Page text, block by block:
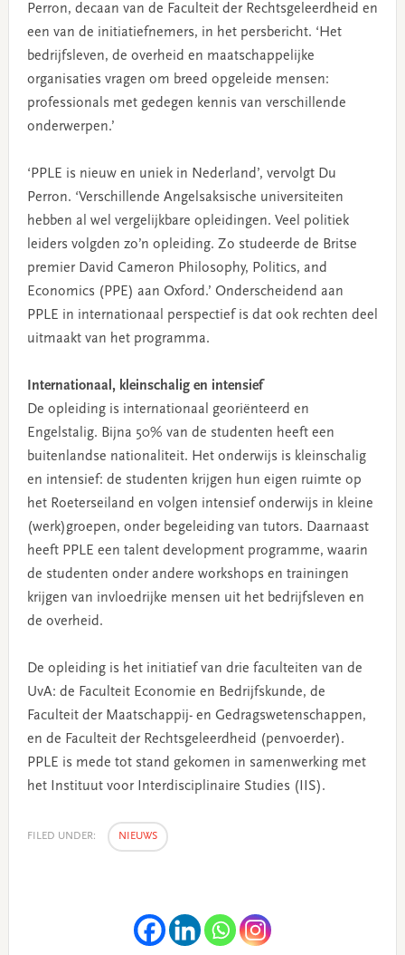
Perron, decaan van de Faculteit der Rechtsgeleerdheid en
een van de initiatiefnemers, in het persbericht. ‘Het
bedrijfsleven, de overheid en maatschappelijke
organisaties vragen om breed opgeleide mensen:
professionals met gedegen kennis van verschillende
onderwerpen.’
‘PPLE is nieuw en uniek in Nederland’, vervolgt Du
Perron. ‘Verschillende Angelsaksische universiteiten
hebben al wel vergelijkbare opleidingen. Veel politiek
leiders volgden zo’n opleiding. Zo studeerde de Britse
premier David Cameron Philosophy, Politics, and
Economics (PPE) aan Oxford.’ Onderscheidend aan
PPLE in internationaal perspectief is dat ook rechten deel
uitmaakt van het programma.
Internationaal, kleinschalig en intensief
De opleiding is internationaal georiënteerd en
Engelstalig. Bijna 50% van de studenten heeft een
buitenlandse nationaliteit. Het onderwijs is kleinschalig
en intensief: de studenten krijgen hun eigen ruimte op
het Roeterseiland en volgen intensief onderwijs in kleine
(werk)groepen, onder begeleiding van tutors. Daarnaast
heeft PPLE een talent development programme, waarin
de studenten onder andere workshops en trainingen
krijgen van invloedrijke mensen uit het bedrijfsleven en
de overheid.
De opleiding is het initiatief van drie faculteiten van de
UvA: de Faculteit Economie en Bedrijfskunde, de
Faculteit der Maatschappij- en Gedragswetenschappen,
en de Faculteit der Rechtsgeleerdheid (penvoerder).
PPLE is mede tot stand gekomen in samenwerking met
het Instituut voor Interdisciplinaire Studies (IIS).
FILED UNDER: NIEUWS